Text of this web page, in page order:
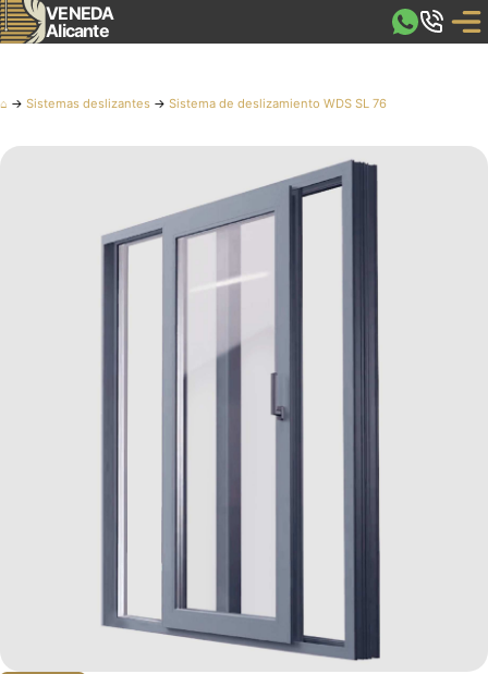
VENEDA
Alicante
⌂ → Sistemas deslizantes → Sistema de deslizamiento WDS SL 76